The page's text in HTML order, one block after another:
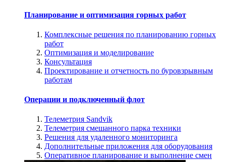
Планирование и оптимизация горных работ
Комплексные решения по планированию горных
работ
Оптимизация и моделирование
Консультация
Проектирование и отчетность по буровзрывным
работам
Операции и подключенный флот
Телеметрия Sandvik
Телеметрия смешанного парка техники
Решения для удаленного мониторинга
Дополнительные приложения для оборудования
Оперативное планирование и выполнение смен